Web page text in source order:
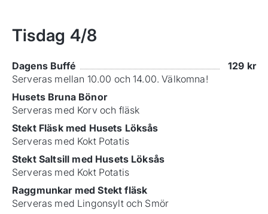
Tisdag 4/8
Dagens Buffé 129 kr
Serveras mellan 10.00 och 14.00. Välkomna!
Husets Bruna Bönor
Serveras med Korv och fläsk
Stekt Fläsk med Husets Löksås
Serveras med Kokt Potatis
Stekt Saltsill med Husets Löksås
Serveras med Kokt Potatis
Raggmunkar med Stekt fläsk
Serveras med Lingonsylt och Smör